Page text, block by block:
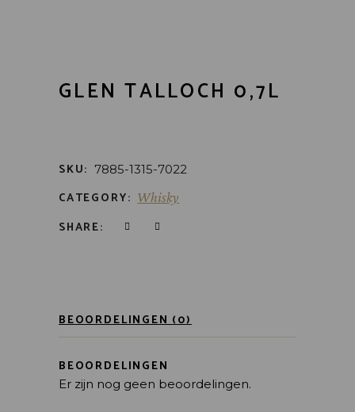
GLEN TALLOCH 0,7L
SKU: 7885-1315-7022
CATEGORY: Whisky
SHARE:
BEOORDELINGEN (0)
BEOORDELINGEN
Er zijn nog geen beoordelingen.